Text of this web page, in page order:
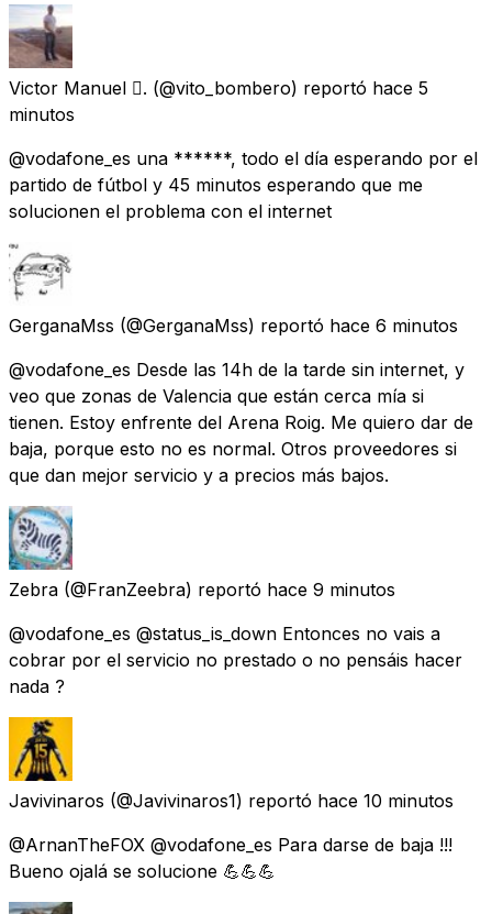
Victor Manuel . (@vito_bombero) reportó hace 5
minutos
@vodafone_es una ******, todo el día esperando por el
partido de fútbol y 45 minutos esperando que me
solucionen el problema con el internet
GerganaMss (@GerganaMss) reportó hace 6 minutos
@vodafone_es Desde las 14h de la tarde sin internet, y
veo que zonas de Valencia que están cerca mía si
tienen. Estoy enfrente del Arena Roig. Me quiero dar de
baja, porque esto no es normal. Otros proveedores si
que dan mejor servicio y a precios más bajos.
Zebra (@FranZeebra) reportó hace 9 minutos
@vodafone_es @status_is_down Entonces no vais a
cobrar por el servicio no prestado o no pensáis hacer
nada ?
Javivinaros (@Javivinaros1) reportó hace 10 minutos
@ArnanTheFOX @vodafone_es Para darse de baja !!!
Bueno ojalá se solucione 💪💪💪